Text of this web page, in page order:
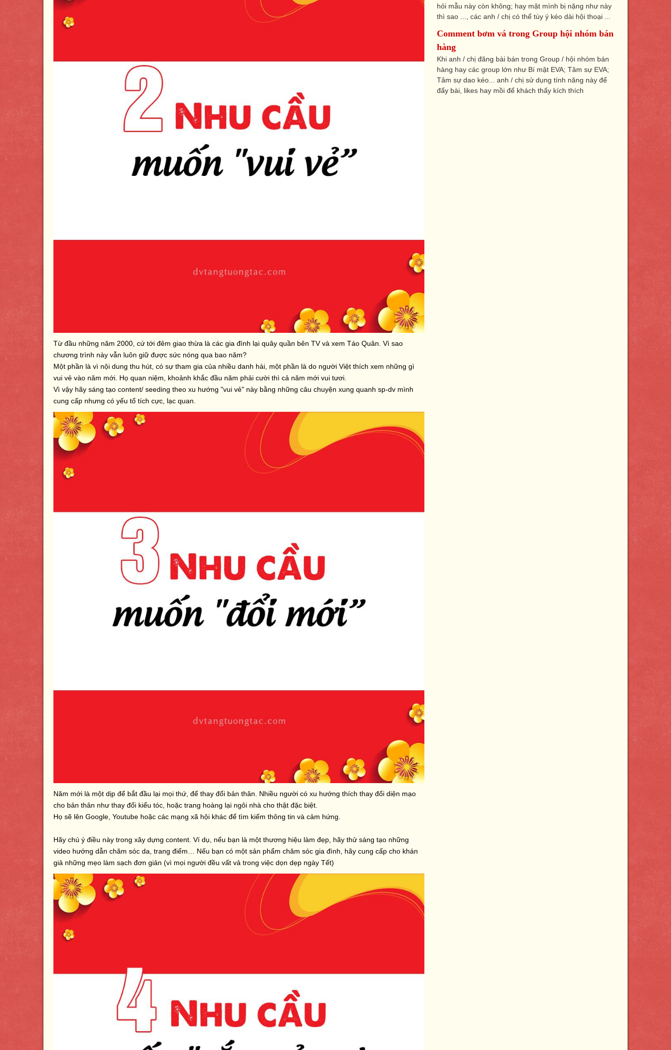
Từ đầu những năm 2000, cứ tới đêm giao thừa là các gia đình lại quây quần bên TV và xem Táo Quân. Vì sao
chương trình này vẫn luôn giữ được sức nóng qua bao năm?
Một phần là vì nội dung thu hút, có sự tham gia của nhiều danh hài, một phần là do người Việt thích xem những gì
vui vẻ vào năm mới. Họ quan niệm, khoảnh khắc đầu năm phải cười thì cả năm mới vui tươi.
Vì vậy hãy sáng tạo content/ seeding theo xu hướng "vui vẻ" này bằng những câu chuyện xung quanh sp-dv mình
cung cấp nhưng có yếu tố tích cực, lạc quan.
Năm mới là một dịp để bắt đầu lại mọi thứ, để thay đổi bản thân. Nhiều người có xu hướng thích thay đổi diện mạo
cho bản thân như thay đổi kiểu tóc, hoặc trang hoàng lại ngôi nhà cho thật đặc biệt.
Họ sẽ lên Google, Youtube hoặc các mạng xã hội khác để tìm kiếm thông tin và cảm hứng.
Hãy chú ý điều này trong xây dựng content. Ví dụ, nếu bạn là một thương hiệu làm đẹp, hãy thử sáng tạo những
video hướng dẫn chăm sóc da, trang điểm… Nếu bạn có một sản phẩm chăm sóc gia đình, hãy cung cấp cho khán
giả những mẹo làm sạch đơn giản (vì mọi người đều vất vả trong việc dọn dẹp ngày Tết)
hỏi mẫu này còn không; hay mặt mình bị nặng như này
thì sao ..., các anh / chị có thể tùy ý kéo dài hội thoại ...
Comment bơm vá trong Group hội nhóm bán
hàng
Khi anh / chị đăng bài bán trong Group / hội nhóm bán
hàng hay các group lớn như Bí mật EVA; Tâm sự EVA;
Tâm sự dao kéo... anh / chị sử dụng tính năng này để
đẩy bài, likes hay mồi để khách thấy kích thích